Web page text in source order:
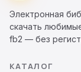
Электронная
скачать
fb2 — без
КАТАЛОГ